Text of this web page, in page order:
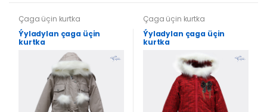
Çaga üçin kurtka
Ýyladylan çaga üçin
kurtka
Çaga üçin kurtka
Ýyladylan çaga üçin
kurtka